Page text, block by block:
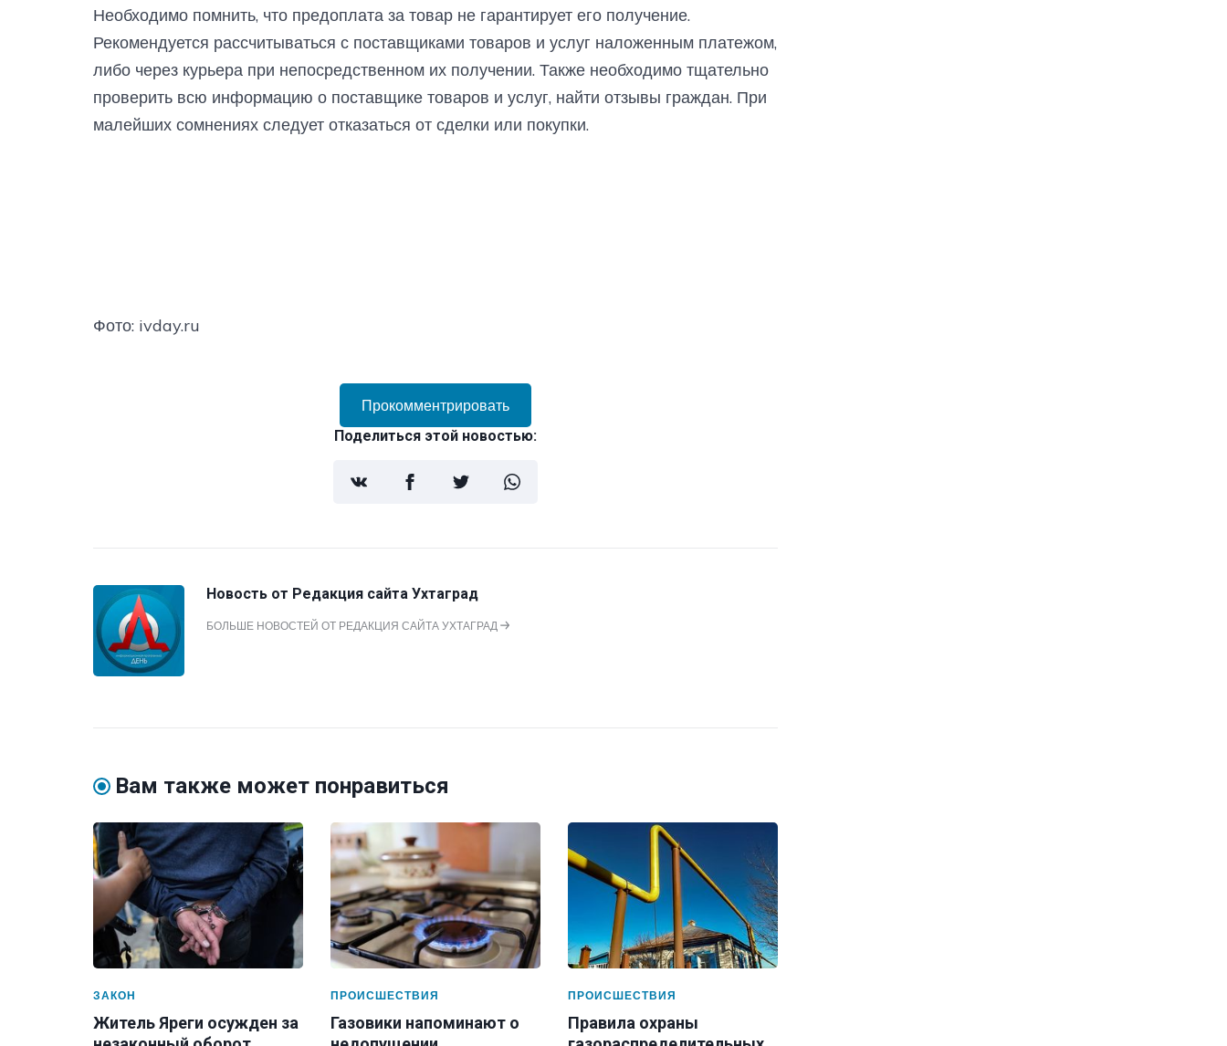
Необходимо помнить, что предоплата за товар не гарантирует его получение.
Рекомендуется рассчитываться с поставщиками товаров и услуг наложенным платежом,
либо через курьера при непосредственном их получении. Также необходимо тщательно
проверить всю информацию о поставщике товаров и услуг, найти отзывы граждан. При
малейших сомнениях следует отказаться от сделки или покупки.
Фото: ivday.ru
Прокомментрировать
Поделиться этой новостью:
Новость от Редакция сайта Ухтаград
БОЛЬШЕ НОВОСТЕЙ ОТ РЕДАКЦИЯ САЙТА УХТАГРАД
Вам также может понравиться
ЗАКОН
Житель Яреги осужден за
ПРОИСШЕСТВИЯ
Газовики напоминают о
ПРОИСШЕСТВИЯ
Правила охраны